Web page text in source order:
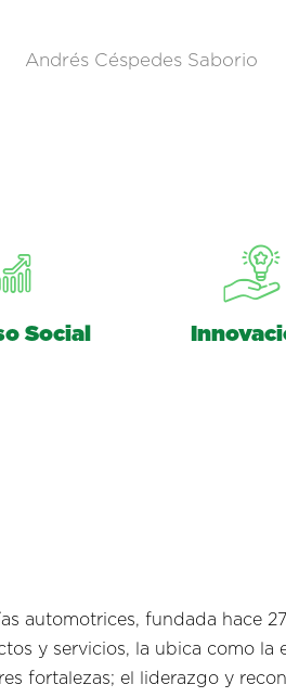
Andrés Céspedes Saborio
Social
automotrices, fundada hace
y servicios, la ubica como la
fortalezas; el liderazgo y